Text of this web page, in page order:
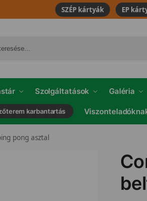
SZÉP kártyák EP
Szolgáltatások Galéria
karbantartás
pong asztal